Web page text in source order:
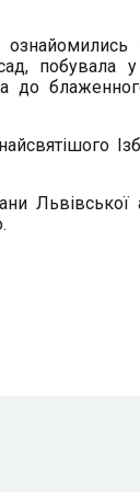
побувала у
до
Львівської